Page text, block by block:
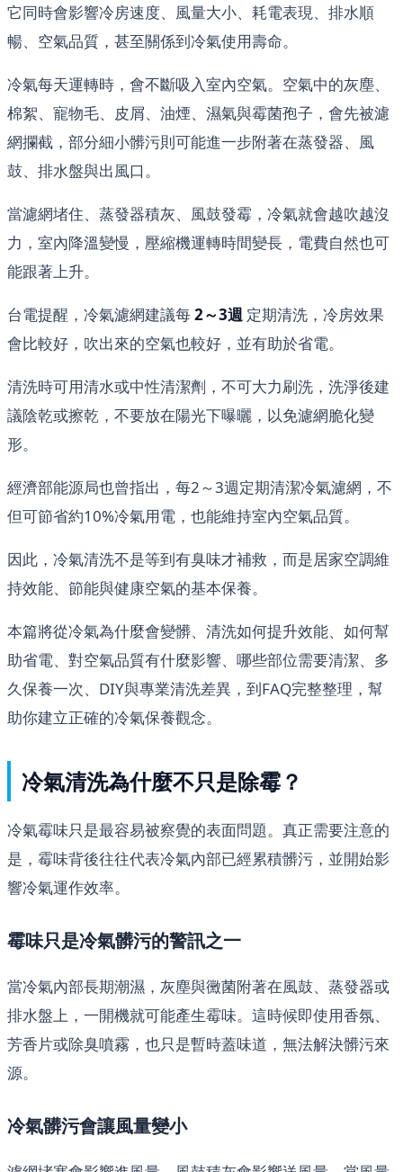
它同時會影響冷房速度、風量大小、耗電表現、排水順
暢、空氣品質，甚至關係到冷氣使用壽命。
冷氣每天運轉時，會不斷吸入室內空氣。空氣中的灰塵、
棉絮、寵物毛、皮屑、油煙、濕氣與霉菌孢子，會先被濾
網攔截，部分細小髒污則可能進一步附著在蒸發器、風
鼓、排水盤與出風口。
當濾網堵住、蒸發器積灰、風鼓發霉，冷氣就會越吹越沒
力，室內降溫變慢，壓縮機運轉時間變長，電費自然也可
能跟著上升。
台電提醒，冷氣濾網建議每2～3週 定期清洗，冷房效果
會比較好，吹出來的空氣也較好，並有助於省電。
清洗時可用清水或中性清潔劑，不可大力刷洗，洗淨後建
議陰乾或擦乾，不要放在陽光下曝曬，以免濾網脆化變
形。
經濟部能源局也曾指出，每2～3週定期清潔冷氣濾網，不
但可節省約10%冷氣用電，也能維持室內空氣品質。
因此，冷氣清洗不是等到有臭味才補救，而是居家空調維
持效能、節能與健康空氣的基本保養。
本篇將從冷氣為什麼會變髒、清洗如何提升效能、如何幫
助省電、對空氣品質有什麼影響、哪些部位需要清潔、多
久保養一次、DIY與專業清洗差異，到FAQ完整整理，幫
助你建立正確的冷氣保養觀念。
冷氣清洗為什麼不只是除霉？
冷氣霉味只是最容易被察覺的表面問題。真正需要注意的
是，霉味背後往往代表冷氣內部已經累積髒污，並開始影
響冷氣運作效率。
霉味只是冷氣髒污的警訊之一
當冷氣內部長期潮濕，灰塵與黴菌附著在風鼓、蒸發器或
排水盤上，一開機就可能產生霉味。這時候即使用香氛、
芳香片或除臭噴霧，也只是暫時蓋味道，無法解決髒污來
源。
冷氣髒污會讓風量變小